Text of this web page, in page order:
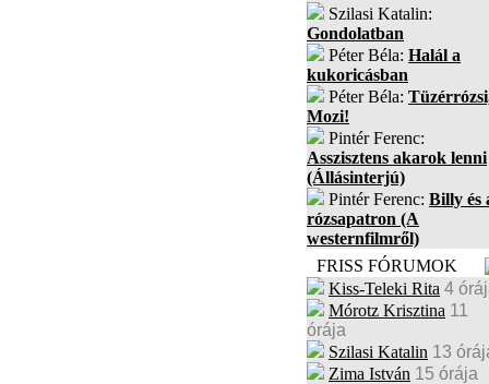
Szilasi Katalin:
Gondolatban
Péter Béla: Halál a
kukoricásban
Péter Béla:
Mozi!
Pintér Ferenc:
Asszisztens akarok lenni
(Állásinterjú)
Pintér Ferenc: Billy és
rózsapatron (A
westernfilmről)
FRISS FÓRUMOK
Kiss-Teleki Rita 4
Mórotz Krisztina 11
órája
Szilasi Katalin 13
Zima István 15 órája